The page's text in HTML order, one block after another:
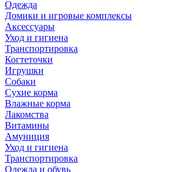
Одежда
Домики и игровые комплексы
Аксессуары
Уход и гигиена
Транспортировка
Когтеточки
Игрушки
Собаки
Сухие корма
Влажные корма
Лакомства
Витамины
Амуниция
Уход и гигиена
Транспортировка
Одежда и обувь